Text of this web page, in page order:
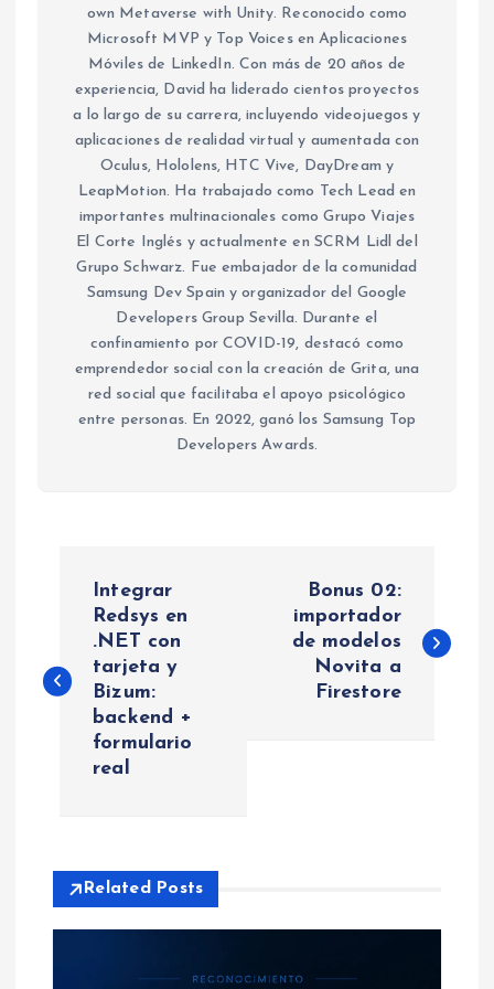
own Metaverse with Unity. Reconocido como
Microsoft MVP y Top Voices en Aplicaciones
Móviles de LinkedIn. Con más de 20 años de
experiencia, David ha liderado cientos proyectos
a lo largo de su carrera, incluyendo videojuegos y
aplicaciones de realidad virtual y aumentada con
Oculus, Hololens, HTC Vive, DayDream y
LeapMotion. Ha trabajado como Tech Lead en
importantes multinacionales como Grupo Viajes
El Corte Inglés y actualmente en SCRM Lidl del
Grupo Schwarz. Fue embajador de la comunidad
Samsung Dev Spain y organizador del Google
Developers Group Sevilla. Durante el
confinamiento por COVID-19, destacó como
emprendedor social con la creación de Grita, una
red social que facilitaba el apoyo psicológico
entre personas. En 2022, ganó los Samsung Top
Developers Awards.
v
c
Integrar
Redsys en
.NET con
tarjeta y
Bizum:
backend +
formulario
real
Bonus 02:
importador
de modelos
Novita a
Firestore
Related Posts